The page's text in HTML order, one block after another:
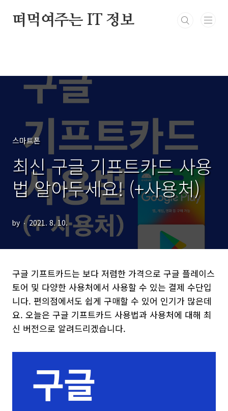
떠먹여주는 IT 정보
스마트폰
최신 구글 기프트카드 사용
법 알아두세요! (+사용처)
by 2021. 8. 10.
구글 기프트카드는 보다 저렴한 가격으로 구글 플레이스
토어 및 다양한 사용처에서 사용할 수 있는 결제 수단입
니다. 편의점에서도 쉽게 구매할 수 있어 인기가 많은데
요. 오늘은 구글 기프트카드 사용법과 사용처에 대해 최
신 버전으로 알려드리겠습니다.